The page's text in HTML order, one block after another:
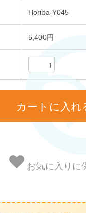
Horiba-Y045
5,400円
お気に入りに